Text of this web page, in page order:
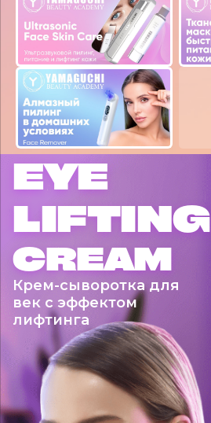
EYE
LIFTING
CREAM
Крем-сыворотка для
век с эффектом
лифтинга